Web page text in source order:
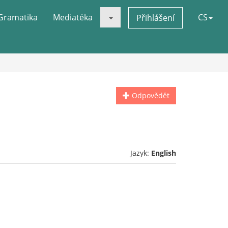
Mediatéka Přihlášení CS
Odpovědět
Jazyk: English